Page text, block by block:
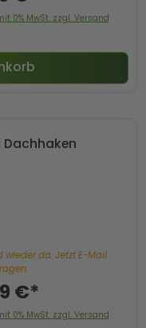
0% MwSt. zzgl. Versand
wieder da. Jetzt E-Mail
€*
0% MwSt. zzgl. Versand